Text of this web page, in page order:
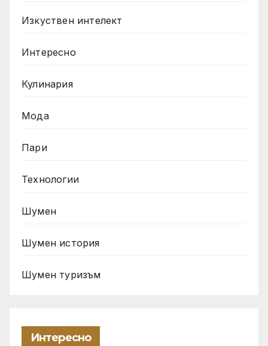
Изкуствен интелект
Интересно
Кулинария
Мода
Пари
Технологии
Шумен
Шумен история
Шумен туризъм
Интересно